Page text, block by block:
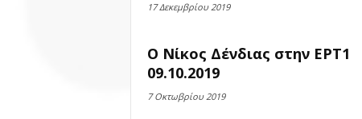
17 Δεκεμβρίου 2019
Ο Νίκος Δένδιας στην ΕΡΤ1
09.10.2019
7 Οκτωβρίου 2019